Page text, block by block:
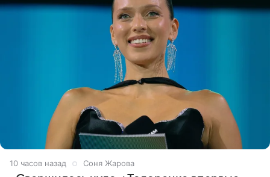
10 часов назад Соня Жарова